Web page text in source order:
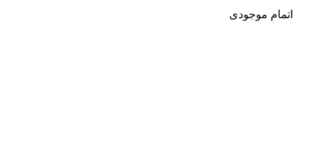
اتمام موجودی